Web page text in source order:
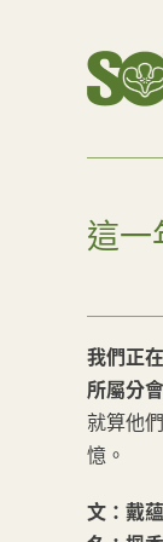
這一
我們正
所屬分
就算他
憶。
文：戴